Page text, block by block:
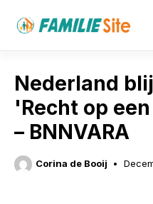
Nederland
'Recht op
– BNNVARA
Corina de Booij